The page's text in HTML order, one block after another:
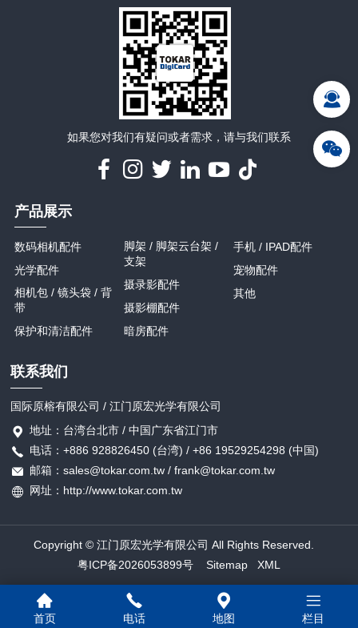
如果您对我们有疑问或者需求，请与我们联系
产品展示
数码相机配件
光学配件
相机包 / 镜头袋 / 背
带
保护和清洁配件
脚架 / 脚架云台架 /
支架
摄录影配件
摄影棚配件
暗房配件
手机 / IPAD配件
宠物配件
其他
联系我们
国际原榕有限公司 / 江门原宏光学有限公司
地址：台湾台北市 / 中国广东省江门市
电话：+886 928826450 (台湾) / +86 19529254298 (中国)
邮箱：sales@tokar.com.tw / frank@tokar.com.tw
网址：http://www.tokar.com.tw
Copyright © 江门原宏光学有限公司 All Rights Reserved.
粤ICP备2026053899号
Sitemap XML
首页 电话 地图 栏目